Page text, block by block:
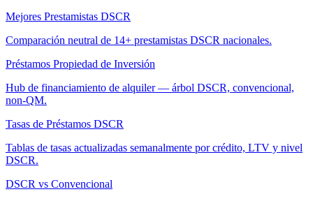
Mejores Prestamistas DSCR
Comparación neutral de 14+ prestamistas DSCR nacionales.
Préstamos Propiedad de Inversión
Hub de financiamiento de alquiler — árbol DSCR, convencional,
non-QM.
Tasas de Préstamos DSCR
Tablas de tasas actualizadas semanalmente por crédito, LTV y nivel
DSCR.
DSCR vs Convencional